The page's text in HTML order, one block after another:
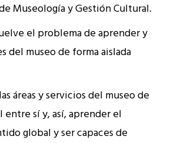
Museología y Gestión Cultural.
el problema de aprender y
del museo de forma aislada
áreas y servicios del museo de
entre sí y, así, aprender el
global y ser capaces de